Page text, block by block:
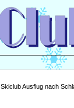
Skiclub Ausflug nach